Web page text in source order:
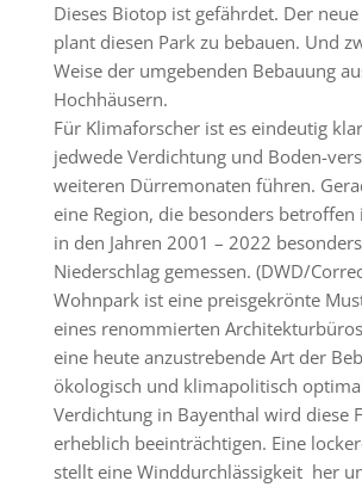
Dieses Biotop ist gefährdet. Der
plant diesen Park zu bebauen. Und
Weise der umgebenden Bebauung
Hochhäusern.
Für Klimaforscher ist es eindeutig
jedwede Verdichtung und Boden-
weiteren Dürremonaten führen.
eine Region, die besonders betroffen
in den Jahren 2001 – 2022
Niederschlag gemessen. (DWD/
Wohnpark ist eine preisgekrönte
eines renommierten
eine heute anzustrebende Art der
ökologisch und klimapolitisch
Verdichtung in Bayenthal wird diese
erheblich beeinträchtigen. Eine
stellt eine Winddurchlässigkeit her